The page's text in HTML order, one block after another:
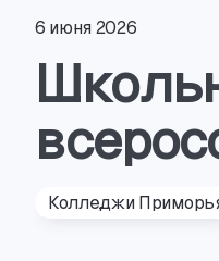
6 июня 2026
Колледжи